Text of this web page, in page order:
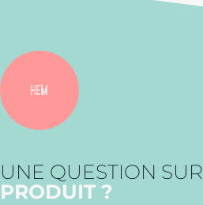
UNE QUESTION SUR
PRODUIT ?